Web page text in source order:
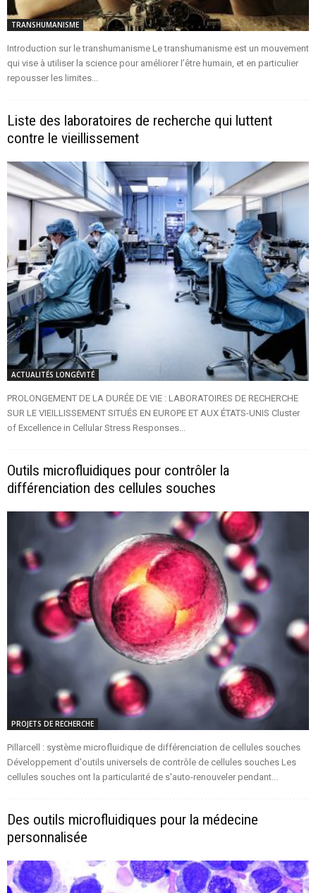
TRANSHUMANISME
Introduction sur le transhumanisme Le transhumanisme est un mouvement
qui vise à utiliser la science pour améliorer l’être humain, et en particulier
repousser les limites...
Liste des laboratoires de recherche qui luttent
contre le vieillissement
ACTUALITÉS LONGÉVITÉ
PROLONGEMENT DE LA DURÉE DE VIE : LABORATOIRES DE RECHERCHE
SUR LE VIEILLISSEMENT SITUÉS EN EUROPE ET AUX ÉTATS-UNIS Cluster
of Excellence in Cellular Stress Responses...
Outils microfluidiques pour contrôler la
différenciation des cellules souches
PROJETS DE RECHERCHE
Pillarcell : système microfluidique de différenciation de cellules souches
Développement d'outils universels de contrôle de cellules souches Les
cellules souches ont la particularité de s'auto-renouveler pendant...
Des outils microfluidiques pour la médecine
personnalisée